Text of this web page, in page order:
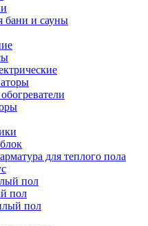
бани и сауны
для теплого пола
пол
пол
пол